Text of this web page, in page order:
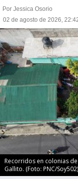
Por Jessica Osorio
02 de agosto de 2026,
Recorridos en colonias
Gallito. (Foto: PNC/Soy502)